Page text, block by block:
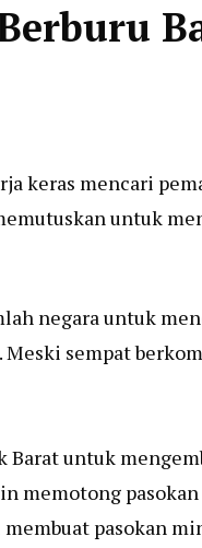
keras mencari
untuk
negara untuk
sempat
untuk
memotong
pasokan